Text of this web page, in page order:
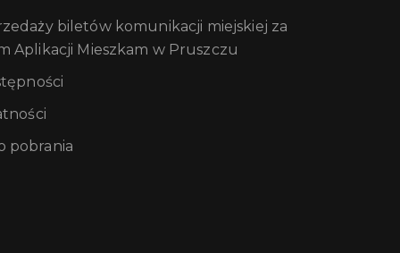
biletów komunikacji miejskiej za
Aplikacji Mieszkam w Pruszczu
pobrania